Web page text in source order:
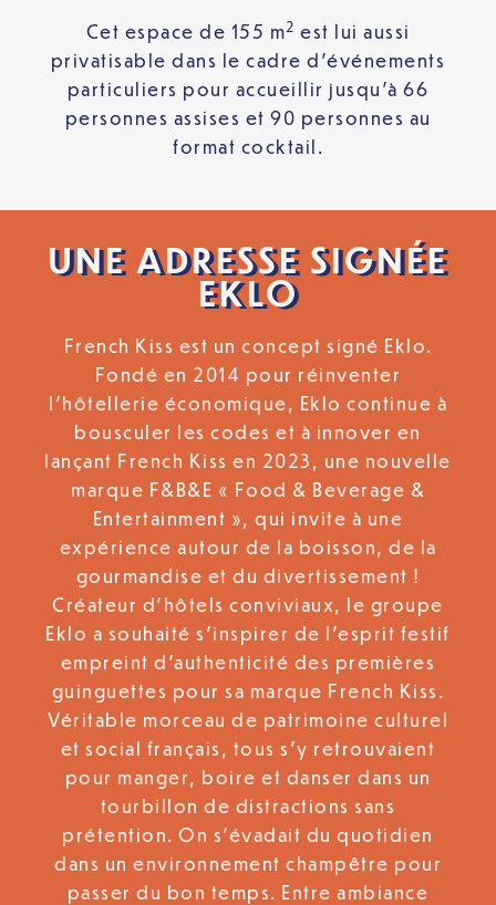
Cet espace de 155 m2 est lui aussi
privatisable dans le cadre d’événements
particuliers pour accueillir jusqu’à 66
personnes assises et 90 personnes au
format cocktail.
UNE ADRESSE SIGNÉE
EKLO
French Kiss est un concept signé Eklo.
Fondé en 2014 pour réinventer
l’hôtellerie économique, Eklo continue à
bousculer les codes et à innover en
lançant French Kiss en 2023, une nouvelle
marque F&B&E « Food & Beverage &
Entertainment », qui invite à une
expérience autour de la boisson, de la
gourmandise et du divertissement !
Créateur d’hôtels conviviaux, le groupe
Eklo a souhaité s’inspirer de l’esprit festif
empreint d’authenticité des premières
guinguettes pour sa marque French Kiss.
Véritable morceau de patrimoine culturel
et social français, tous s’y retrouvaient
pour manger, boire et danser dans un
tourbillon de distractions sans
prétention. On s’évadait du quotidien
dans un environnement champêtre pour
passer du bon temps. Entre ambiance